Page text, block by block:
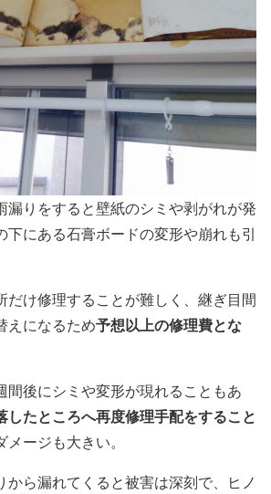
漏りをすると壁紙のシミや剥がれが発
下にある石膏ボードの変形や崩れも引
だけ修理することが難しく、継ぎ目間
えになるため予想以上の修理費とな
間後にシミや変形が現れることもあ
したところへ再度修理手配をすること
メージも大きい。
から漏れてくると被害は深刻で、ヒノ